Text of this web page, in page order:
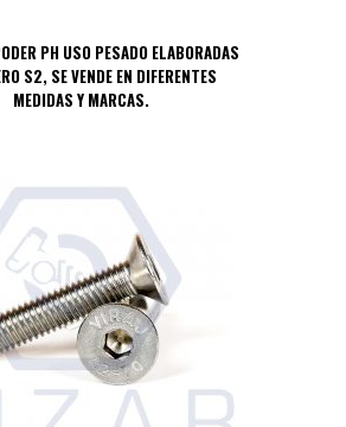
PH USO PESADO ELABORADAS
S2, SE VENDE EN DIFERENTES
MEDIDAS Y MARCAS.